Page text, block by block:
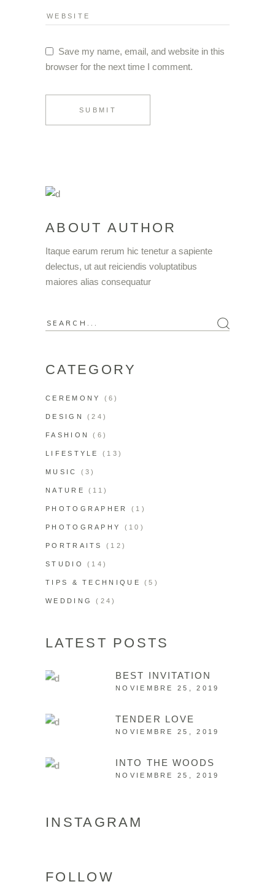
Save my name, email, and website in this
browser for the next time I comment.
SUBMIT
ABOUT AUTHOR
Itaque earum rerum hic tenetur a sapiente
delectus, ut aut reiciendis voluptatibus
maiores alias consequatur
CATEGORY
CEREMONY (6)
DESIGN (24)
FASHION (6)
LIFESTYLE (13)
MUSIC (3)
NATURE (11)
PHOTOGRAPHER (1)
PHOTOGRAPHY (10)
PORTRAITS (12)
STUDIO (14)
TIPS & TECHNIQUE (5)
WEDDING (24)
LATEST POSTS
BEST INVITATION
NOVIEMBRE 25, 2019
TENDER LOVE
NOVIEMBRE 25, 2019
INTO THE WOODS
NOVIEMBRE 25, 2019
INSTAGRAM
FOLLOW